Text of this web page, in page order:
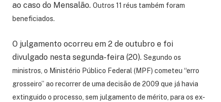
ao caso do Mensalão. Outros 11 réus também foram
beneficiados.
O julgamento ocorreu em 2 de outubro e foi
divulgado nesta segunda-feira (20). Segundo os
ministros, o Ministério Público Federal (MPF) cometeu “erro
grosseiro” ao recorrer de uma decisão de 2009 que já havia
extinguido o processo, sem julgamento de mérito, para os ex-